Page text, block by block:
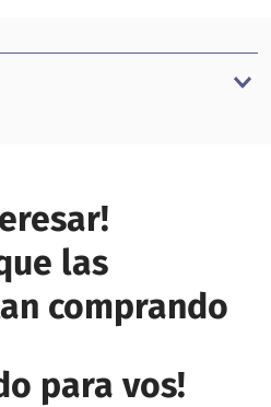
las
comprando
para vos!